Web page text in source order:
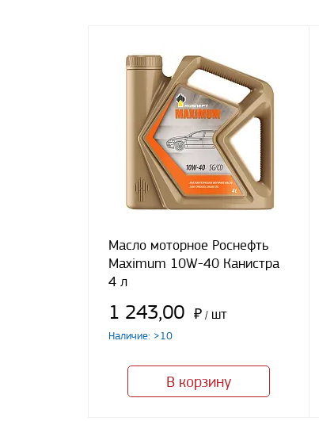
Масло моторное Роснефть
Maximum 10W-40 Канистра
4 л
1 243,00 ₽ / шт
Наличие: >10
В корзину